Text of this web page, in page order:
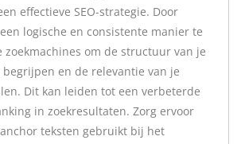
effectieve SEO-strategie. Door
logische en consistente manier te
zoekmachines om de structuur van je
en de relevantie van je
Dit kan leiden tot een verbeterde
in zoekresultaten. Zorg ervoor
teksten gebruikt bij het